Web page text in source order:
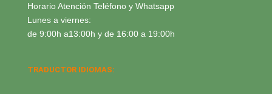
Horario Atención Teléfono y Whatsapp
Lunes a viernes:
de 9:00h a13:00h y de 16:00 a 19:00h
TRADUCTOR IDIOMAS: